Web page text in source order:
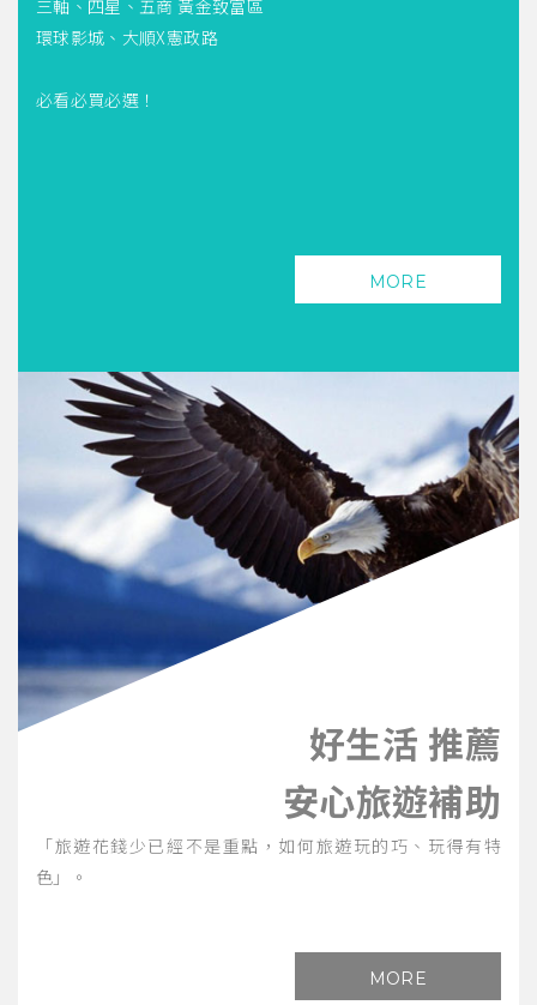
三軸、四星、五商 黃金致富區
環球影城、大順X憲政路
必看必買必選！
MORE
好生活 推薦
安心旅遊補助
「旅遊花錢少已經不是重點，如何旅遊玩的巧、玩得有特
色」。
MORE